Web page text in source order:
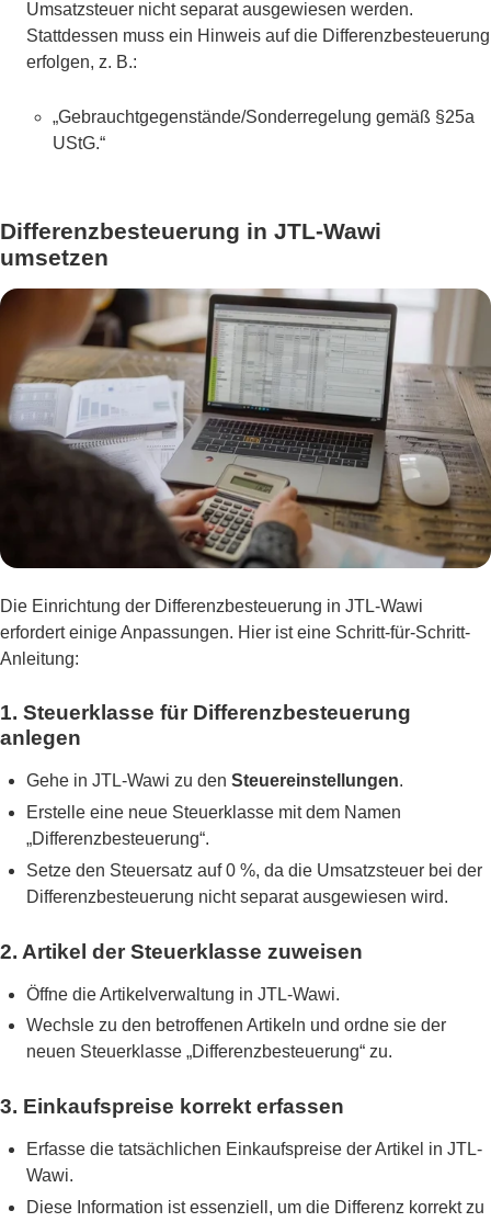
Umsatzsteuer nicht separat ausgewiesen werden.
Stattdessen muss ein Hinweis auf die Differenzbesteuerung
erfolgen, z. B.:
„Gebrauchtgegenstände/Sonderregelung gemäß §25a
UStG.“
Differenzbesteuerung in JTL-Wawi
umsetzen
Die Einrichtung der Differenzbesteuerung in JTL-Wawi
erfordert einige Anpassungen. Hier ist eine Schritt-für-Schritt-
Anleitung:
1. Steuerklasse für Differenzbesteuerung
anlegen
Gehe in JTL-Wawi zu den Steuereinstellungen.
Erstelle eine neue Steuerklasse mit dem Namen
„Differenzbesteuerung“.
Setze den Steuersatz auf 0 %, da die Umsatzsteuer bei der
Differenzbesteuerung nicht separat ausgewiesen wird.
2. Artikel der Steuerklasse zuweisen
Öffne die Artikelverwaltung in JTL-Wawi.
Wechsle zu den betroffenen Artikeln und ordne sie der
neuen Steuerklasse „Differenzbesteuerung“ zu.
3. Einkaufspreise korrekt erfassen
Erfasse die tatsächlichen Einkaufspreise der Artikel in JTL-
Wawi.
Diese Information ist essenziell, um die Differenz korrekt zu